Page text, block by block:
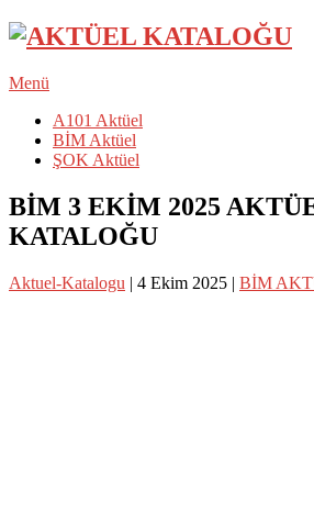
Menü
A101 Aktüel
BİM Aktüel
ŞOK Aktüel
BİM 3 EKİM 2025
KATALOĞU
Aktuel-Katalogu | 4 Ekim 2025 | BİM